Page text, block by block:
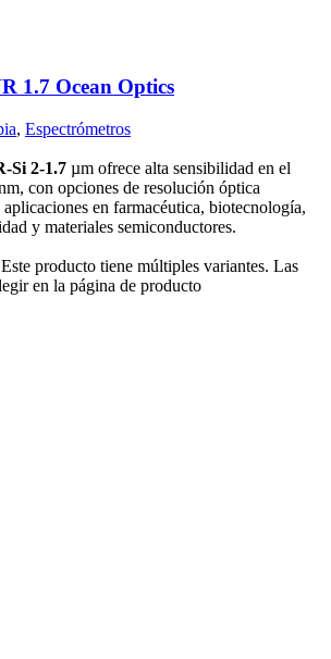
1.7 Ocean Optics
, Espectrómetros
Si 2-1.7 µm ofrece alta sensibilidad en el
con opciones de resolución óptica
aplicaciones en farmacéutica, biotecnología,
y materiales semiconductores.
Este producto tiene múltiples variantes. Las
en la página de producto